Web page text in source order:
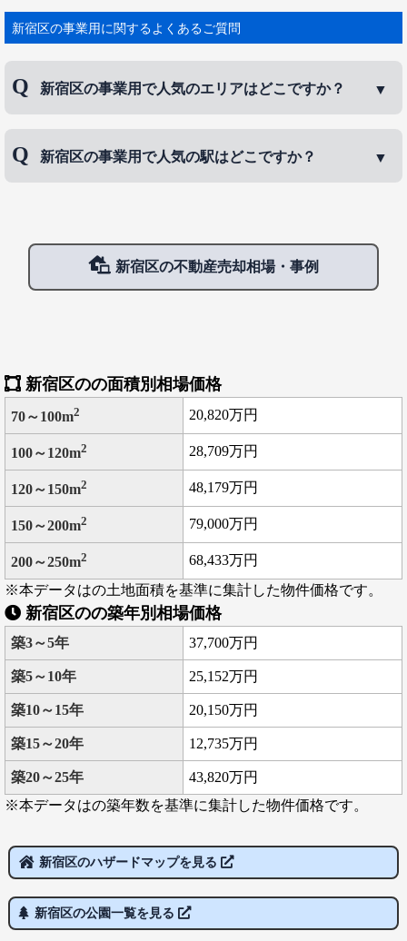
治神宮外苑など、豊富な自然も残す由緒ある街でもあります。 人
口は約33万1100人。面積18.23平方キメートル。 新宿駅は鉄道5社
新宿区の事業用に関するよくあるご質問
新宿区の事業用で人気のエリアはどこですか？
場、下落合などです。
新宿区の事業用で人気の駅はどこですか？
新宿区の不動産売却相場・事例
新宿区のの面積別相場価格
70～100m2 20,820万円
100～120m2 28,709万円
120～150m2 48,179万円
150～200m2 79,000万円
200～250m2
68,433万円
※本データはの土地面積を基準に集計した物件価格です。
新宿区のの築年別相場価格
築3～5年 37,700万円
築5～10年 25,152万円
築10～15年 20,150万円
築15～20年 12,735万円
築20～25年
43,820万円
※本データはの築年数を基準に集計した物件価格です。
新宿区のハザードマップを見る
新宿区の公園一覧を見る